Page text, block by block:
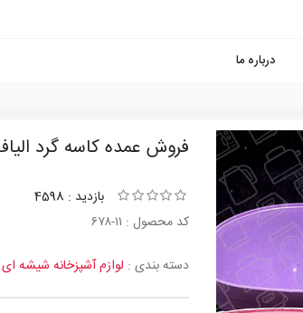
درباره ما
فروش عمده کاسه گرد
بازدید : 4598
کد محصول : ١١-٦٧٨
دسته بندی : لوازم آشپزخانه شیشه ای